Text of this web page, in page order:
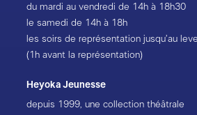
du mardi au vendredi de 14h à 18h30
le samedi de 14h à 18h
les soirs de représentation jusqu’au
(1h avant la représentation)
Heyoka Jeunesse
depuis 1999, une collection théâtrale